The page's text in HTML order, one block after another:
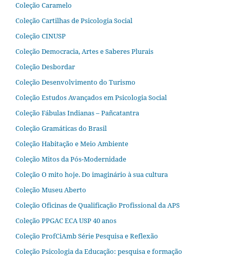
Coleção Caramelo
Coleção Cartilhas de Psicologia Social
Coleção CINUSP
Coleção Democracia, Artes e Saberes Plurais
Coleção Desbordar
Coleção Desenvolvimento do Turismo
Coleção Estudos Avançados em Psicologia Social
Coleção Fábulas Indianas – Pañcatantra
Coleção Gramáticas do Brasil
Coleção Habitação e Meio Ambiente
Coleção Mitos da Pós-Modernidade
Coleção O mito hoje. Do imaginário à sua cultura
Coleção Museu Aberto
Coleção Oficinas de Qualificação Profissional da APS
Coleção PPGAC ECA USP 40 anos
Coleção ProfCiAmb Série Pesquisa e Reflexão
Coleção Psicologia da Educação: pesquisa e formação